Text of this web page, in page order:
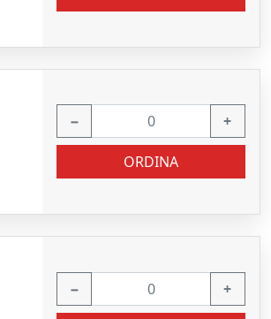
− +
ORDINA
− +